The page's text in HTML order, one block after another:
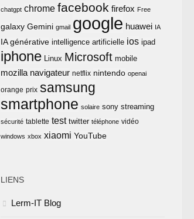
chatgpt chrome facebook firefox Free
galaxy Gemini gmail google huawei IA
IA générative intelligence artificielle ios ipad
iphone Linux Microsoft mobile
mozilla navigateur netflix nintendo openai
orange prix samsung
smartphone solaire sony streaming
sécurité tablette test twitter téléphone vidéo
windows xbox xiaomi YouTube
LIENS
Lerm-IT Blog